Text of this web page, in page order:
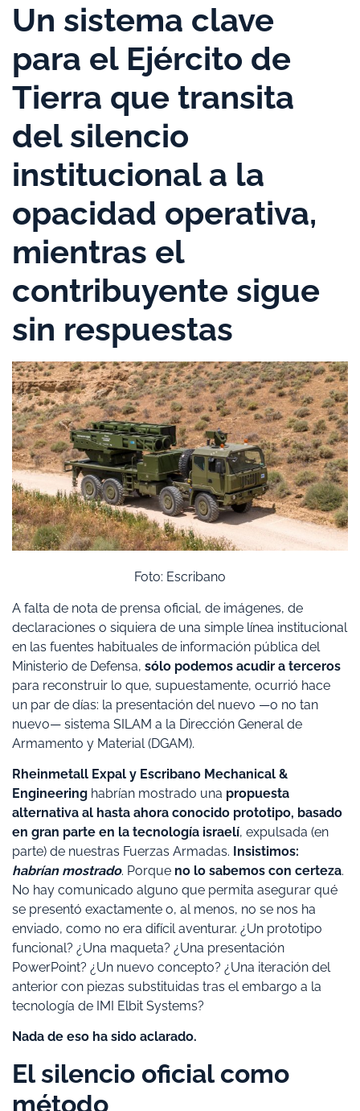
Un sistema clave
para el Ejército de
Tierra que transita
del silencio
institucional a la
opacidad operativa,
mientras el
contribuyente sigue
sin respuestas
Foto: Escribano
A falta de nota de prensa oficial, de imágenes, de
declaraciones o siquiera de una simple línea institucional
en las fuentes habituales de información pública del
Ministerio de Defensa, sólo podemos acudir a terceros
para reconstruir lo que, supuestamente, ocurrió hace
un par de días: la presentación del nuevo —o no tan
nuevo— sistema SILAM a la Dirección General de
Armamento y Material (DGAM).
Rheinmetall Expal y Escribano Mechanical &
Engineering habrían mostrado una propuesta
alternativa al hasta ahora conocido prototipo, basado
en gran parte en la tecnología israelí, expulsada (en
parte) de nuestras Fuerzas Armadas. Insistimos:
habrían mostrado. Porque no lo sabemos con certeza.
No hay comunicado alguno que permita asegurar qué
se presentó exactamente o, al menos, no se nos ha
enviado, como no era difícil aventurar. ¿Un prototipo
funcional? ¿Una maqueta? ¿Una presentación
PowerPoint? ¿Un nuevo concepto? ¿Una iteración del
anterior con piezas substituidas tras el embargo a la
tecnología de IMI Elbit Systems?
Nada de eso ha sido aclarado.
El silencio oficial como
método